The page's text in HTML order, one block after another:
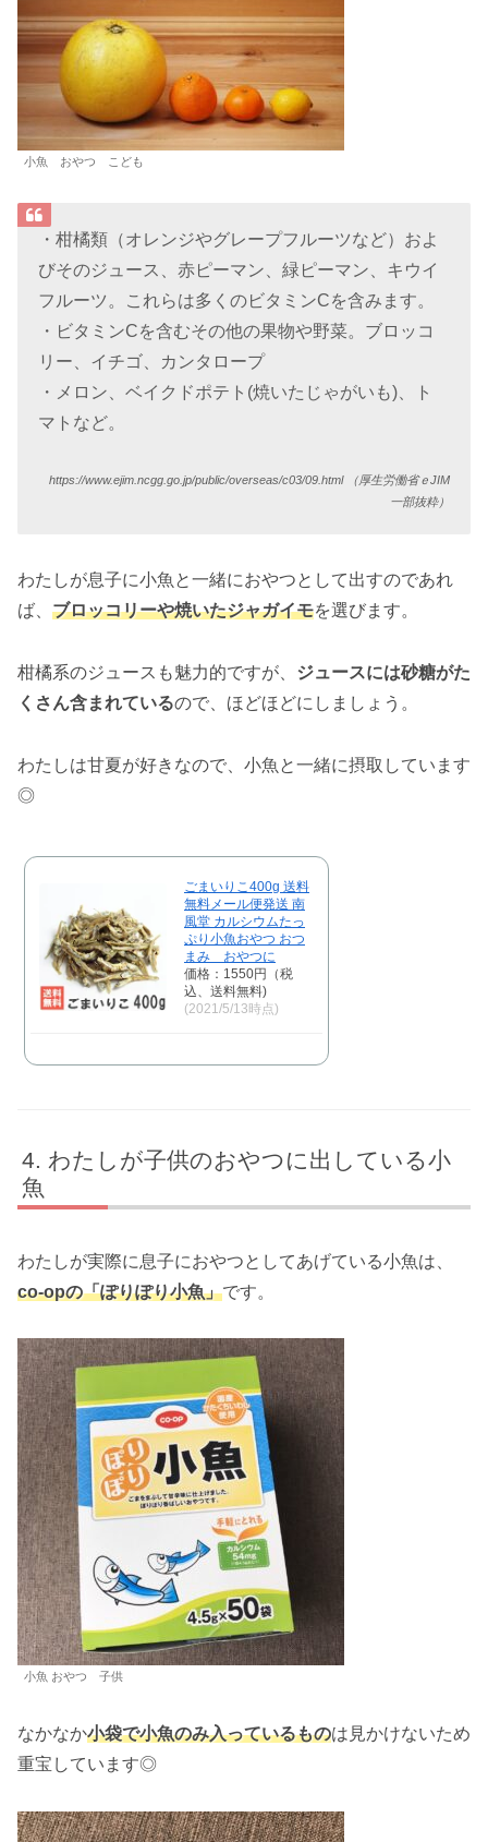
小魚 おやつ こども
・柑橘類（オレンジやグレープフルーツなど）およ
びそのジュース、赤ピーマン、緑ピーマン、キウイ
フルーツ。これらは多くのビタミンCを含みます。
・ビタミンCを含むその他の果物や野菜。ブロッコ
リー、イチゴ、カンタロープ
・メロン、ベイクドポテト(焼いたじゃがいも)、ト
マトなど。
https://www.ejim.ncgg.go.jp/public/overseas/c03/09.html （厚生労働省ｅJIM
一部抜粋）
わたしが息子に小魚と一緒におやつとして出すのであれ
ば、 ブロッコリーや焼いたジャガイモを選びます。
柑橘系のジュースも魅力的ですが、 ジュースには砂糖がた
くさん含まれているので、ほどほどにしましょう。
わたしは甘夏が好きなので、小魚と一緒に摂取しています
◎
ごまいりこ400g 送料
無料メール便発送 南
風堂 カルシウムたっ
ぷり小魚おやつ おつ
まみ おやつに
価格：1550円（税
込、送料無料)
(2021/5/13時点)
わたしが子供のおやつに出している小
魚
わたしが実際に息子におやつとしてあげている小魚は、
co-opの「ぽりぽり小魚」です。
小魚 おやつ 子供
なかなか小袋で小魚のみ入っているものは見かけないため
重宝しています◎